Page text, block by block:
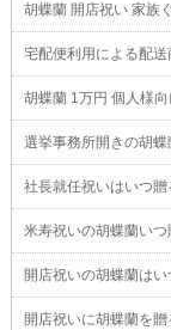
胡蝶蘭 開店祝い 家族
宅配便利用による配送
胡蝶蘭 1万円 個人様向
選挙事務所開きの胡蝶
社長就任祝いはいつ贈
米寿祝いの胡蝶蘭いつ
開店祝いの胡蝶蘭はい
開店祝いに胡蝶蘭を